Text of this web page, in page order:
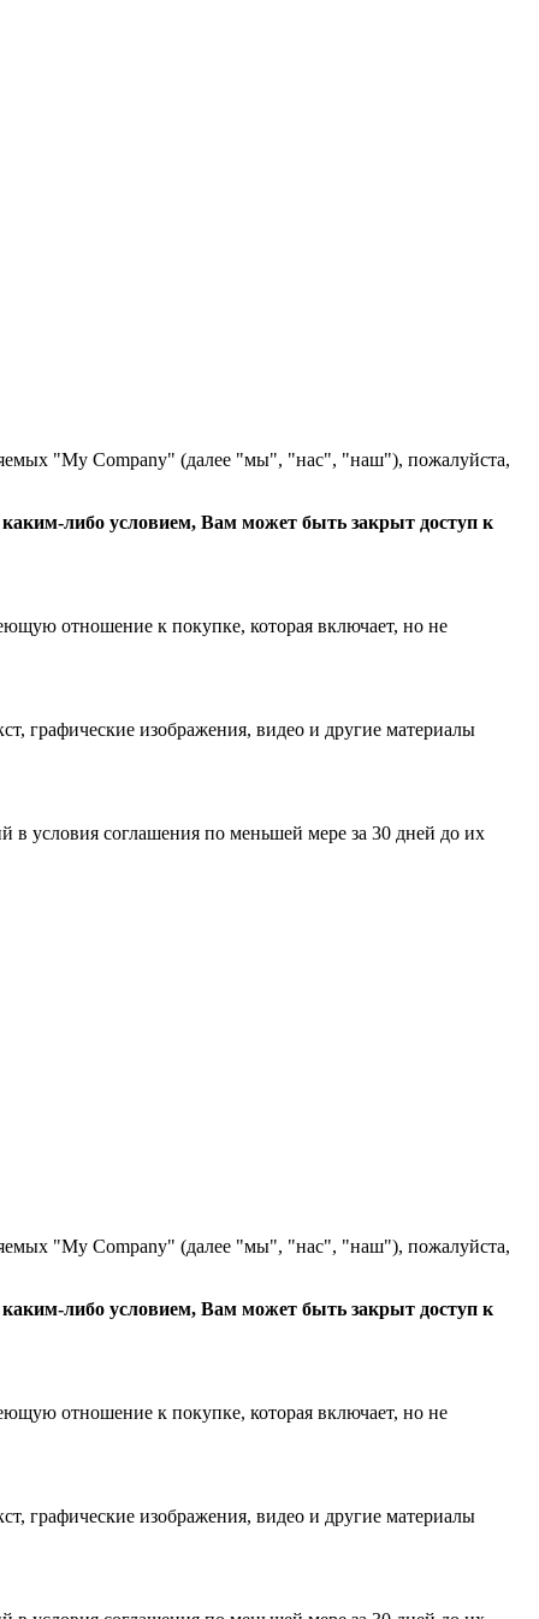
"My Company" (далее "мы", "нас", "наш"), пожалуйста,
либо условием, Вам может быть закрыт доступ к
отношение к покупке, которая включает, но не
графические изображения, видео и другие материалы
условия соглашения по меньшей мере за 30 дней до их
"My Company" (далее "мы", "нас", "наш"), пожалуйста,
либо условием, Вам может быть закрыт доступ к
отношение к покупке, которая включает, но не
графические изображения, видео и другие материалы